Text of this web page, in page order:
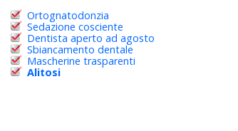
Ortognatodonzia
Sedazione cosciente
Dentista aperto ad agosto
Sbiancamento dentale
Mascherine trasparenti
Alitosi